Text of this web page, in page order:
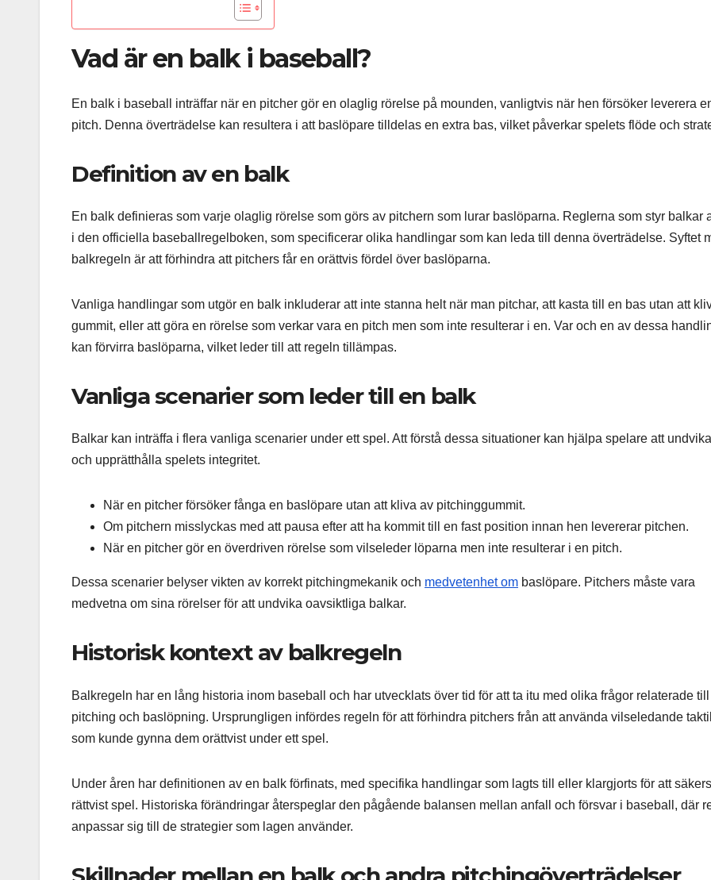
Vad är en balk i baseball?
En balk i baseball inträffar när en pitcher gör en olaglig rörelse på mounden, vanligtvis när hen försöker leverera
pitch. Denna överträdelse kan resultera i att baslöpare tilldelas en extra bas, vilket påverkar spelets flöde och
Definition av en balk
En balk definieras som varje olaglig rörelse som görs av pitchern som lurar baslöparna. Reglerna som styr balkar
i den officiella baseballregelboken, som specificerar olika handlingar som kan leda till denna överträdelse. Syftet
balkregeln är att förhindra att pitchers får en orättvis fördel över baslöparna.
Vanliga handlingar som utgör en balk inkluderar att inte stanna helt när man pitchar, att kasta till en bas utan att
gummit, eller att göra en rörelse som verkar vara en pitch men som inte resulterar i en. Var och en av dessa
kan förvirra baslöparna, vilket leder till att regeln tillämpas.
Vanliga scenarier som leder till en balk
Balkar kan inträffa i flera vanliga scenarier under ett spel. Att förstå dessa situationer kan hjälpa spelare att
och upprätthålla spelets integritet.
När en pitcher försöker fånga en baslöpare utan att kliva av pitchinggummit.
Om pitchern misslyckas med att pausa efter att ha kommit till en fast position innan hen levererar pitchen.
När en pitcher gör en överdriven rörelse som vilseleder löparna men inte resulterar i en pitch.
Dessa scenarier belyser vikten av korrekt pitchingmekanik och medvetenhet om baslöpare. Pitchers måste vara
medvetna om sina rörelser för att undvika oavsiktliga balkar.
Historisk kontext av balkregeln
Balkregeln har en lång historia inom baseball och har utvecklats över tid för att ta itu med olika frågor relaterade till
pitching och baslöpning. Ursprungligen infördes regeln för att förhindra pitchers från att använda vilseledande
som kunde gynna dem orättvist under ett spel.
Under åren har definitionen av en balk förfinats, med specifika handlingar som lagts till eller klargjorts för att
rättvist spel. Historiska förändringar återspeglar den pågående balansen mellan anfall och försvar i baseball, där
anpassar sig till de strategier som lagen använder.